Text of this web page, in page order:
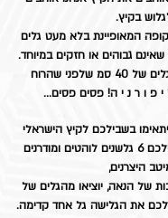
בקיץ.
המאופיינת בלא מעט גלים
גבוהים או חזקים במיוחד.
יש המון בקרים עם גלים של 40 סמ שלפני שהרוח
י פ ו ר נ י ה! פסים פסים…
בשבילכם לקיץ הישראלי
ב2024? בחרנו בשבילכם 6 גלשנים לוהטים ומודרנים
היצרנים,
של הנאה, יוציאו מהגלים של
לכם את הגלישה גל אחד קדימה.